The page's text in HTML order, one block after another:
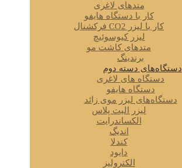
متدهای لاغری
کار با دستگاه هایفو
کار با لیزر CO2 فرکشنال
لیزر کیوسوئیچ
متدهای کاشت مو
برندینگ
دستگاه‌های دسته دوم
دستگاه های لاغری
دستگاه هایفو
دستگاه‌های لیزر موی زائد
لیزر الیت پلاس
الکساندرایت
اندیگ
کندلا
دایود
الکترولیز